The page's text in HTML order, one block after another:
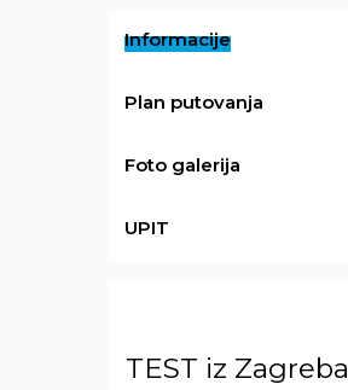
Informacije
Plan putovanja
Foto galerija
UPIT
TEST iz Zagreba